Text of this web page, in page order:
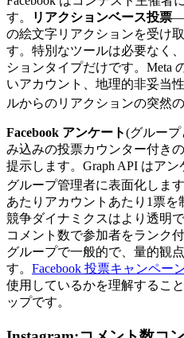
す。
リアクションベース投票
の絵文字リアクションを受け
す。特別なツールは必要なく
ションタイプだけです。Meta
いアカウント、地理的非妥当
ルからのリアクションの突然
Facebook アンケート(グループ
み込みの投票カウンター付き
提示します。Graph API はア
グループ管理者に表面化します
あたりアカウントあたり1票を
競争ダイナミクスはより透明で
コメント数で参加者をランク
グループで一般的で、量的観
す。 Facebook 投票キャンペー
使用しているかを理解するこ
ップです。